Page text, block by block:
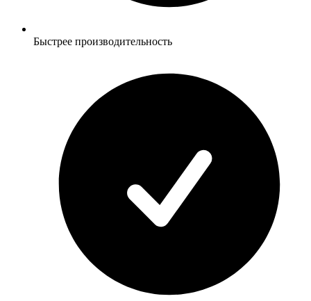
Быстрее производительность